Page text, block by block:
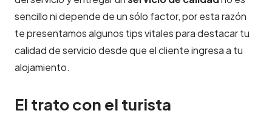
sencillo ni depende de un sólo factor, por esta razón
te presentamos algunos tips vitales para destacar tu
calidad de servicio desde que el cliente ingresa a tu
alojamiento.
El trato con el turista